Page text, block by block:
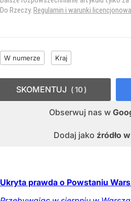
Do Rzeczy. Regulamin i warunki
W numerze Kraj
Obserwuj nas w
Dodaj jako źródło
SKOMENTUJ 10
Ukryta prawda o Powstaniu